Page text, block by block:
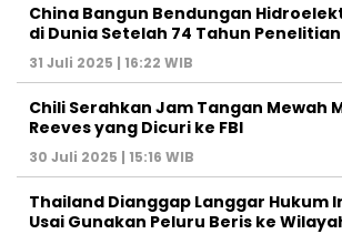
China Bangun Bendungan
di Dunia Setelah 74 Tahun Penelitian
31 Juli 2025 | 16:22 WIB
Chili Serahkan Jam Tangan Mewah
Reeves yang Dicuri ke FBI
30 Juli 2025 | 15:16 WIB
Thailand Dianggap Langgar Hukum
Usai Gunakan Peluru Beris ke